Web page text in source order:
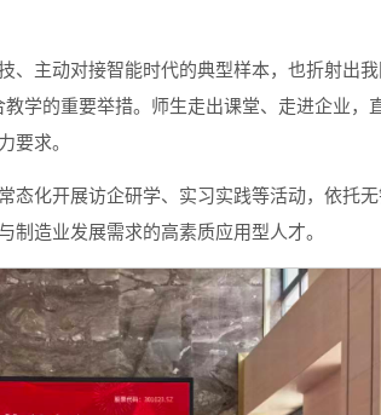
、主动对接智能时代的典型样本，也折射出
学的重要举措。师生走出课堂、走进企业，
要求。
态化开展访企研学、实习实践等活动，依托
造业发展需求的高素质应用型人才。